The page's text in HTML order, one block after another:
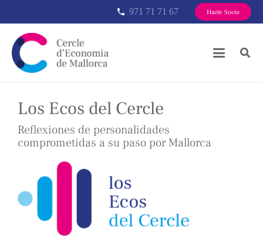
phone 971 71 71 67 Hazte Socio
Los Ecos del Cercle
Reflexiones de personalidades
comprometidas a su paso por Mallorca